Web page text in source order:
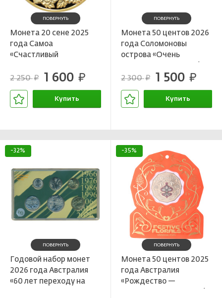
ПОВЕРНУТЬ
Монета 20 сене 2025
года Самоа
«Счастливый
2 250руб. 1 600 руб.
Купить
ПОВЕРНУТЬ
Монета 50 центов 2026
года Соломоновы
острова «Очень
блистере)
2 300руб. 1 500 руб.
Купить
-32%
ПОВЕРНУТЬ
Годовой набор монет
2026 года Австралия
«60 лет переходу на
-35%
ПОВЕРНУТЬ
Монета 50 центов 2025
года Австралия
«Рождество —